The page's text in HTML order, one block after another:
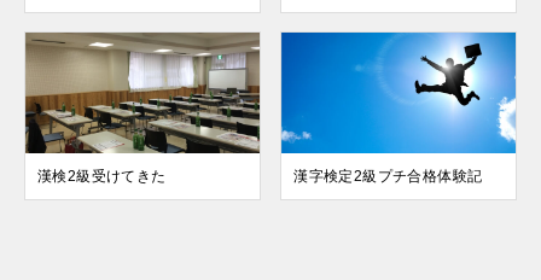
漢検2級受けてきた 漢字検定2級プチ合格体験記